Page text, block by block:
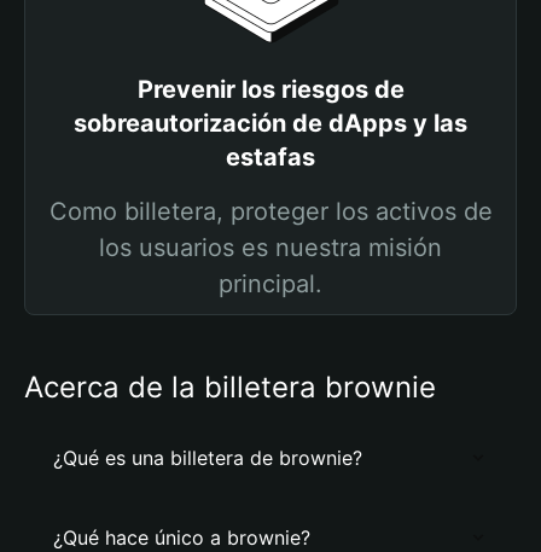
Prevenir los riesgos de
sobreautorización de dApps y las
estafas
Como billetera, proteger los activos de
los usuarios es nuestra misión
principal.
Acerca de la billetera brownie
¿Qué es una billetera de brownie?
¿Qué hace único a brownie?